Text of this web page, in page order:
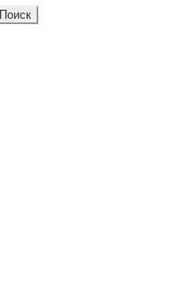
Поиск